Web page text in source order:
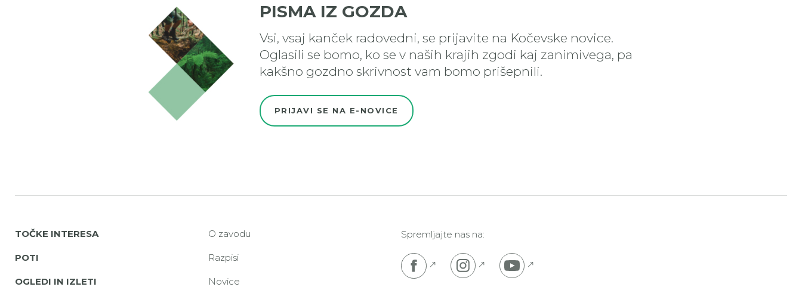
PISMA IZ GOZDA
Vsi, vsaj kanček radovedni, se prijavite na Kočevske novice.
Oglasili se bomo, ko se v naših krajih zgodi kaj zanimivega, pa
kakšno gozdno skrivnost vam bomo prišepnili.
PRIJAVI SE NA E-NOVICE
TOČKE INTERESA
POTI
OGLEDI IN IZLETI
O zavodu
Razpisi
Novice
Spremljajte nas na:
Pojdi na Facebook stran
Pojdi na Instagram stran